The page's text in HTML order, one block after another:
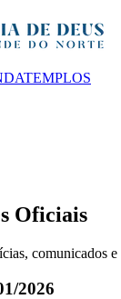
TEMPLOS
Oficiais
comunicados
2026